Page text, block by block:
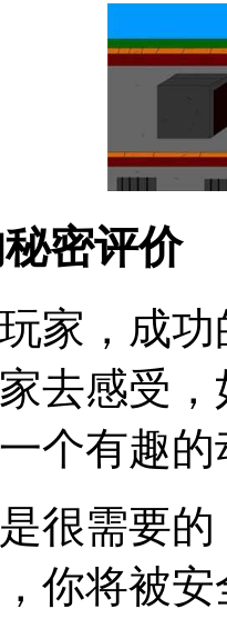
密评价
家，成
去感受
个有趣的
很需要
你将被